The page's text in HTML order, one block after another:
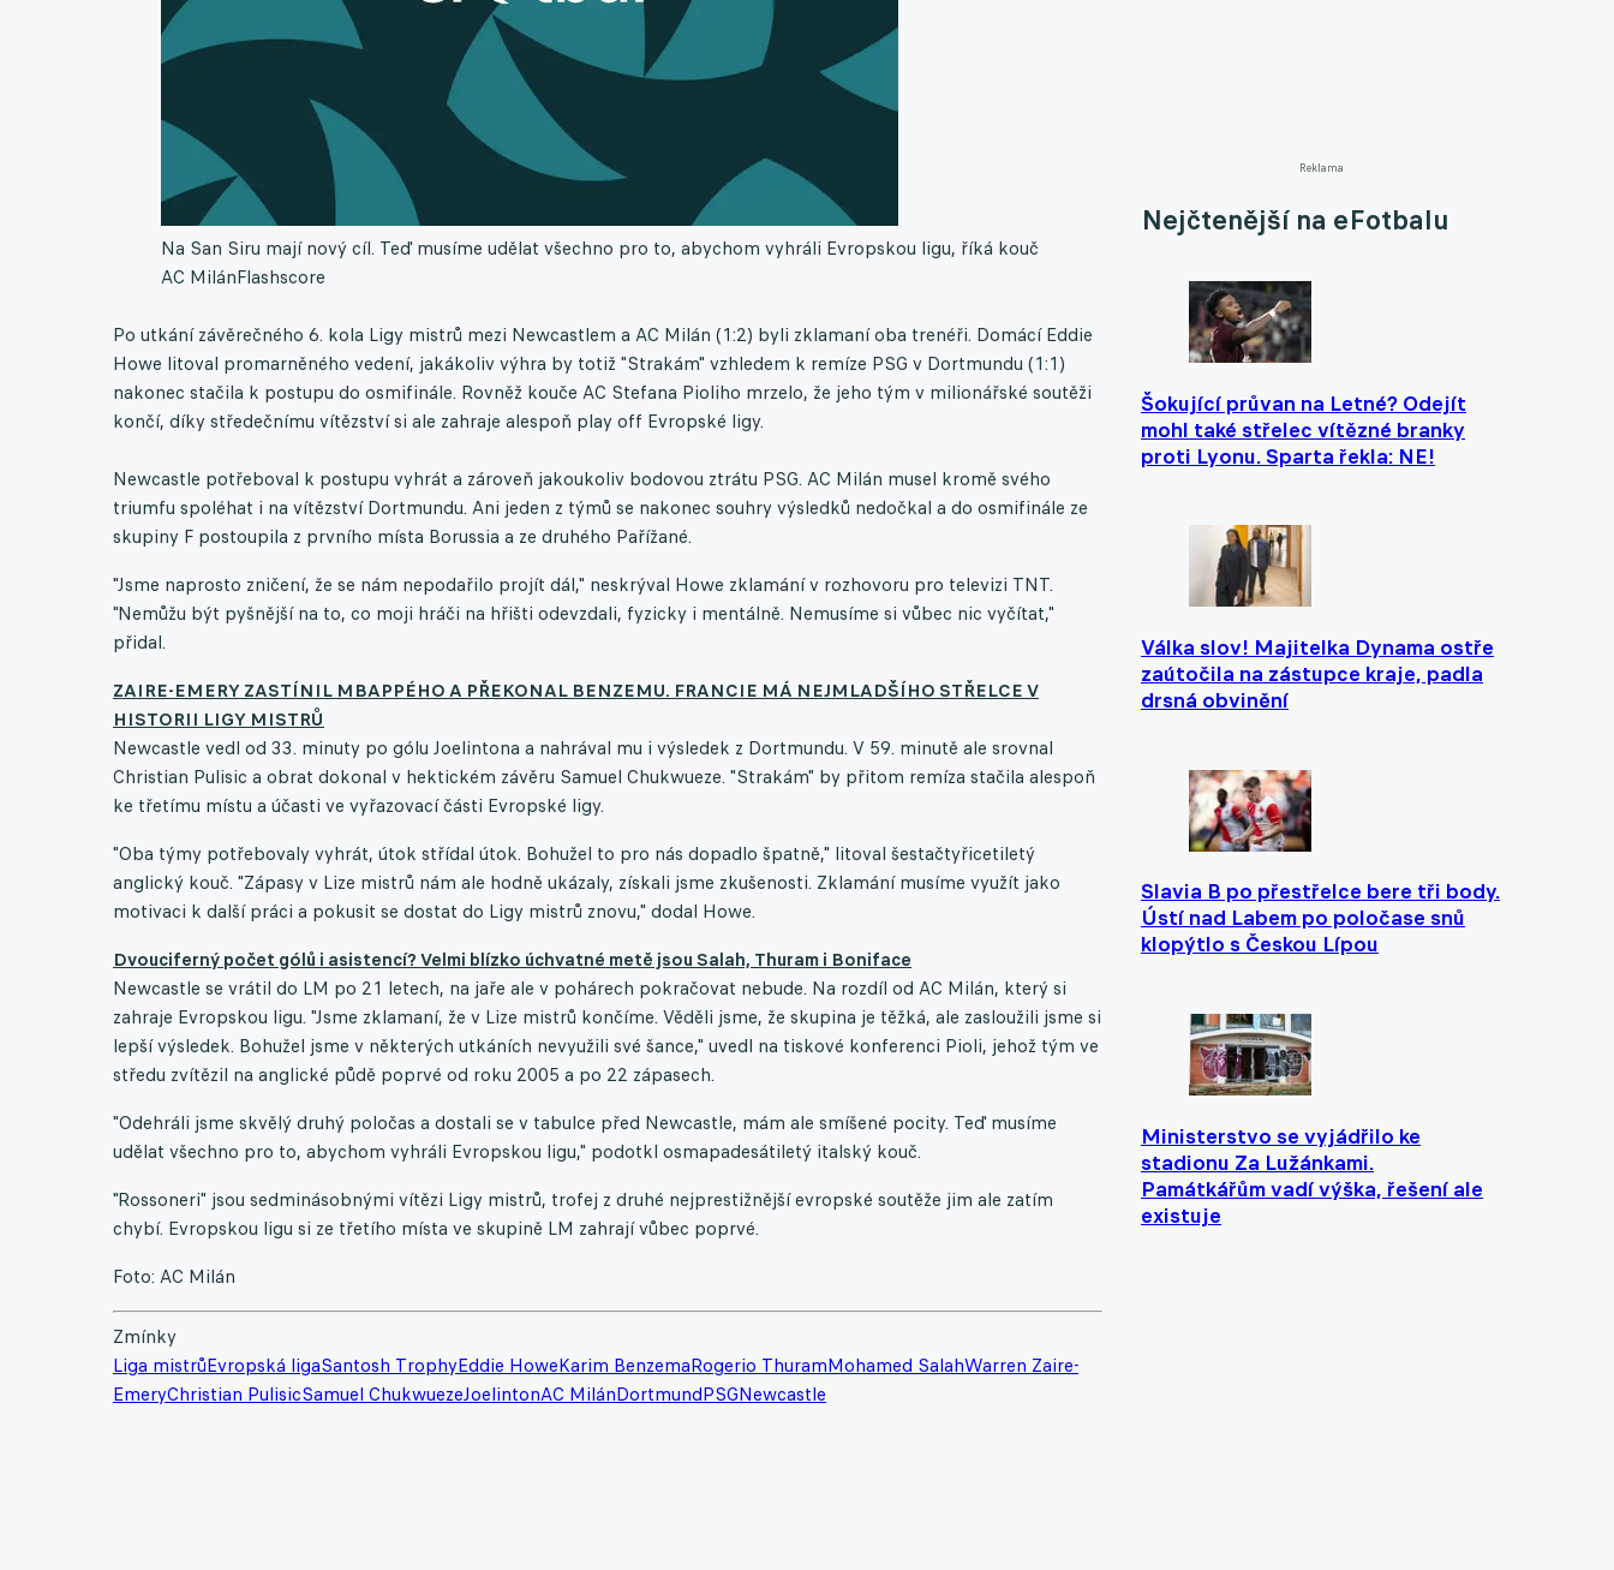
Reklama
Nejčtenější na eFotbalu
Šokující průvan na Letné? Odejít
mohl také střelec vítězné branky
proti Lyonu. Sparta řekla: NE!
Válka slov! Majitelka Dynama ostře
zaútočila na zástupce kraje, padla
drsná obvinění
Slavia B po přestřelce bere tři body.
Ústí nad Labem po poločase snů
klopýtlo s Českou Lípou
Ministerstvo se vyjádřilo ke
stadionu Za Lužánkami.
Památkářům vadí výška, řešení ale
existuje
Na San Siru mají nový cíl. Teď musíme udělat všechno pro to, abychom vyhráli Evropskou ligu, říká kouč
AC MilánFlashscore
Po utkání závěrečného 6. kola Ligy mistrů mezi Newcastlem a AC Milán (1:2) byli zklamaní oba trenéři. Domácí Eddie
Howe litoval promarněného vedení, jakákoliv výhra by totiž "Strakám" vzhledem k remíze PSG v Dortmundu (1:1)
nakonec stačila k postupu do osmifinále. Rovněž kouče AC Stefana Pioliho mrzelo, že jeho tým v milionářské soutěži
končí, díky středečnímu vítězství si ale zahraje alespoň play off Evropské ligy.
Newcastle potřeboval k postupu vyhrát a zároveň jakoukoliv bodovou ztrátu PSG. AC Milán musel kromě svého
triumfu spoléhat i na vítězství Dortmundu. Ani jeden z týmů se nakonec souhry výsledků nedočkal a do osmifinále ze
skupiny F postoupila z prvního místa Borussia a ze druhého Pařížané.
"Jsme naprosto zničení, že se nám nepodařilo projít dál," neskrýval Howe zklamání v rozhovoru pro televizi TNT.
"Nemůžu být pyšnější na to, co moji hráči na hřišti odevzdali, fyzicky i mentálně. Nemusíme si vůbec nic vyčítat,"
přidal.
ZAIRE-EMERY ZASTÍNIL MBAPPÉHO A PŘEKONAL BENZEMU. FRANCIE MÁ NEJMLADŠÍHO STŘELCE V
HISTORII LIGY MISTRŮ
Newcastle vedl od 33. minuty po gólu Joelintona a nahrával mu i výsledek z Dortmundu. V 59. minutě ale srovnal
Christian Pulisic a obrat dokonal v hektickém závěru Samuel Chukwueze. "Strakám" by přitom remíza stačila alespoň
ke třetímu místu a účasti ve vyřazovací části Evropské ligy.
"Oba týmy potřebovaly vyhrát, útok střídal útok. Bohužel to pro nás dopadlo špatně," litoval šestačtyřicetiletý
anglický kouč. "Zápasy v Lize mistrů nám ale hodně ukázaly, získali jsme zkušenosti. Zklamání musíme využít jako
motivaci k další práci a pokusit se dostat do Ligy mistrů znovu," dodal Howe.
Dvouciferný počet gólů i asistencí? Velmi blízko úchvatné metě jsou Salah, Thuram i Boniface
Newcastle se vrátil do LM po 21 letech, na jaře ale v pohárech pokračovat nebude. Na rozdíl od AC Milán, který si
zahraje Evropskou ligu. "Jsme zklamaní, že v Lize mistrů končíme. Věděli jsme, že skupina je těžká, ale zasloužili jsme si
lepší výsledek. Bohužel jsme v některých utkáních nevyužili své šance," uvedl na tiskové konferenci Pioli, jehož tým ve
středu zvítězil na anglické půdě poprvé od roku 2005 a po 22 zápasech.
"Odehráli jsme skvělý druhý poločas a dostali se v tabulce před Newcastle, mám ale smíšené pocity. Teď musíme
udělat všechno pro to, abychom vyhráli Evropskou ligu," podotkl osmapadesátiletý italský kouč.
"Rossoneri" jsou sedminásobnými vítězi Ligy mistrů, trofej z druhé nejprestižnější evropské soutěže jim ale zatím
chybí. Evropskou ligu si ze třetího místa ve skupině LM zahrají vůbec poprvé.
Foto: AC Milán
Zmínky
Liga mistrůEvropská ligaSantosh TrophyEddie HoweKarim BenzemaRogerio ThuramMohamed SalahWarren Zaire-
EmeryChristian PulisicSamuel ChukwuezeJoelintonAC MilánDortmundPSGNewcastle